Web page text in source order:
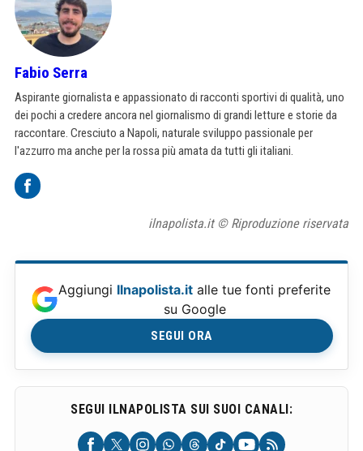
Fabio Serra
Aspirante giornalista e appassionato di racconti sportivi di qualità, uno
dei pochi a credere ancora nel giornalismo di grandi letture e storie da
raccontare. Cresciuto a Napoli, naturale sviluppo passionale per
l'azzurro ma anche per la rossa più amata da tutti gli italiani.
ilnapolista.it © Riproduzione riservata
Aggiungi Ilnapolista.it alle tue fonti preferite
su Google
SEGUI ORA
SEGUI ILNAPOLISTA SUI SUOI CANALI: